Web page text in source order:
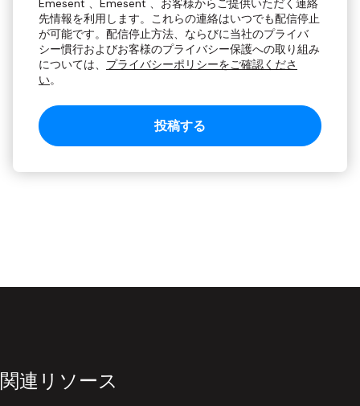
Emesent 、Emesent 、お客様からご提供いただく連絡
先情報を利用します。これらの連絡はいつでも配信停止
が可能です。配信停止方法、ならびに当社のプライバ
シー慣行およびお客様のプライバシー保護への取り組み
については、 プライバシーポリシーをご確認くださ
い。
関連リソース